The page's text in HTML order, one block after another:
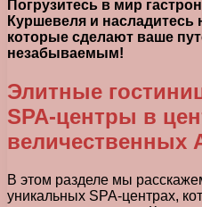
Погрузитесь в мир
Куршевеля и
которые сделают ваше
незабываемым!
Элитные
SPA-центры в
величественных
В этом разделе мы
уникальных SPA-центрах,